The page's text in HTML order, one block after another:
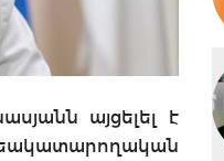
այցելել է